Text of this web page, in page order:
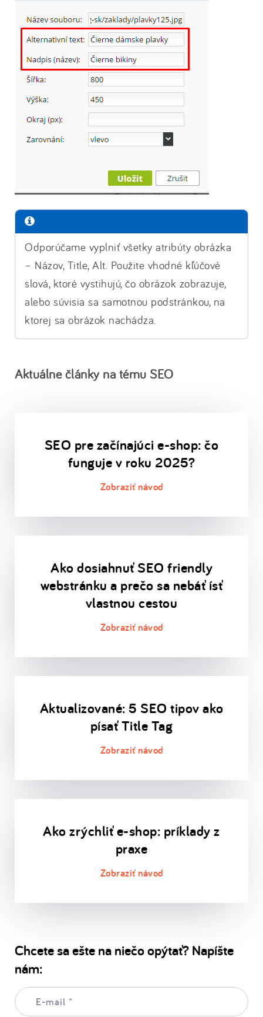
Odporúčame vyplniť všetky atribúty obrázka
– Názov, Title, Alt. Použite vhodné kľúčové
slová, ktoré vystihujú, čo obrázok zobrazuje,
alebo súvisia sa samotnou podstránkou, na
ktorej sa obrázok nachádza.
Aktuálne články na tému SEO
SEO pre začínajúci e-shop: čo
funguje v roku 2025?
Ako dosiahnuť SEO friendly
webstránku a prečo sa nebáť ísť
vlastnou cestou
Aktualizované: 5 SEO tipov ako
písať Title Tag
Ako zrýchliť e-shop: príklady z
praxe
Chcete sa ešte na niečo opýtať? Napíšte
nám:
E-
mail: